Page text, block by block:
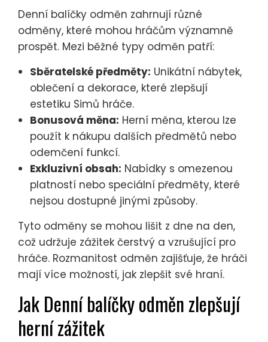
Denní balíčky odměn zahrnují různé
odměny, které mohou hráčům významně
prospět. Mezi běžné typy odměn patří:
Sběratelské předměty: Unikátní nábytek,
oblečení a dekorace, které zlepšují
estetiku Simů hráče.
Bonusová měna: Herní měna, kterou lze
použít k nákupu dalších předmětů nebo
odemčení funkcí.
Exkluzivní obsah: Nabídky s omezenou
platností nebo speciální předměty, které
nejsou dostupné jinými způsoby.
Tyto odměny se mohou lišit z dne na den,
což udržuje zážitek čerstvý a vzrušující pro
hráče. Rozmanitost odměn zajišťuje, že hráči
mají více možností, jak zlepšit své hraní.
Jak Denní balíčky odměn zlepšují
herní zážitek